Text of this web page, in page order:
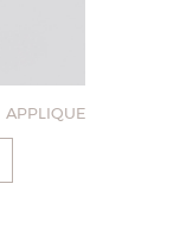
APPLIQUE